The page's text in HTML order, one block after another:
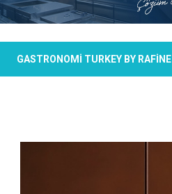
GASTRONOMİ TURKEY BY RAFİNE